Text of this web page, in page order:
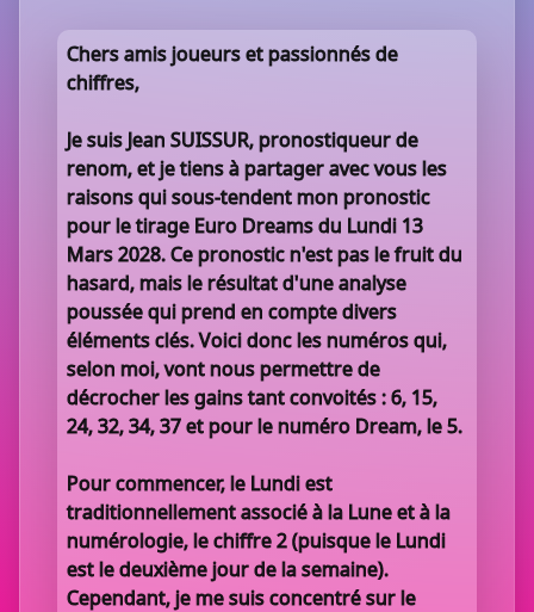
Chers amis joueurs et passionnés de
chiffres,
Je suis Jean SUISSUR, pronostiqueur de
renom, et je tiens à partager avec vous les
raisons qui sous-tendent mon pronostic
pour le tirage Euro Dreams du Lundi 13
Mars 2028. Ce pronostic n'est pas le fruit du
hasard, mais le résultat d'une analyse
poussée qui prend en compte divers
éléments clés. Voici donc les numéros qui,
selon moi, vont nous permettre de
décrocher les gains tant convoités : 6, 15,
24, 32, 34, 37 et pour le numéro Dream, le 5.
Pour commencer, le Lundi est
traditionnellement associé à la Lune et à la
numérologie, le chiffre 2 (puisque le Lundi
est le deuxième jour de la semaine).
Cependant, je me suis concentré sur le